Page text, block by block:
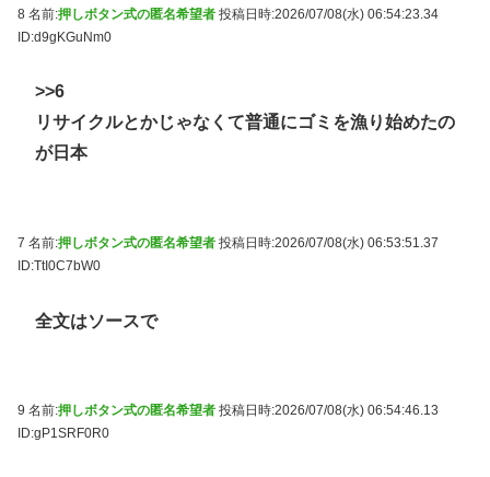
8 名前:押しボタン式の匿名希望者 投稿日時:2026/07/08(水) 06:54:23.34
ID:d9gKGuNm0
>>6
リサイクルとかじゃなくて普通にゴミを漁り始めたの
が日本
7 名前:押しボタン式の匿名希望者 投稿日時:2026/07/08(水) 06:53:51.37
ID:TtI0C7bW0
全文はソースで
9 名前:押しボタン式の匿名希望者 投稿日時:2026/07/08(水) 06:54:46.13
ID:gP1SRF0R0